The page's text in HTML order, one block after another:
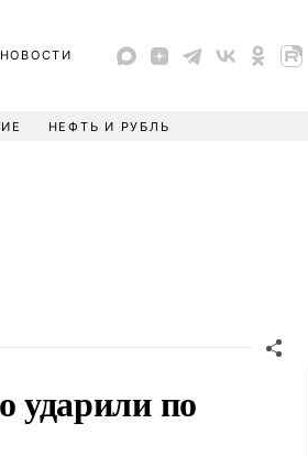
НОВОСТИ
НЕФТЬ И РУБЛЬ
ударили по